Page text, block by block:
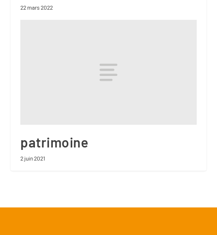
22 mars 2022
patrimoine
2 juin 2021